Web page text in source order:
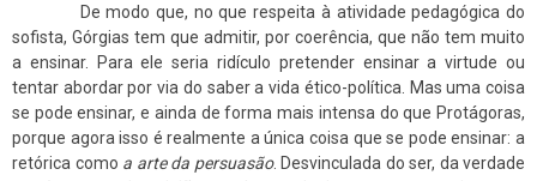
De modo que, no que respeita à atividade pedagógica do
sofista, Górgias tem que admitir, por coerência, que não tem muito
a ensinar. Para ele seria ridículo pretender ensinar a virtude ou
tentar abordar por via do saber a vida ético-política. Mas uma coisa
se pode ensinar, e ainda de forma mais intensa do que Protágoras,
porque agora isso é realmente a única coisa que se pode ensinar: a
retórica como a arte da persuasão. Desvinculada do ser, da verdade